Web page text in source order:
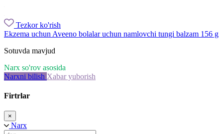
Tezkor ko'rish
Ekzema uchun Aveeno bolalar uchun namlovchi tungi balzam 156 g
Sotuvda mavjud
Narx so'rov asosida
Narxni bilish Xabar yuborish
Firtrlar
×
Narx